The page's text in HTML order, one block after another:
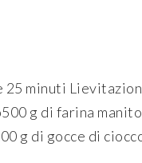
25 minuti
g di farina
g di gocce di